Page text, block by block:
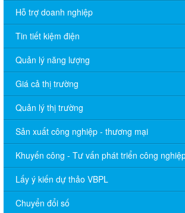
Hỗ trợ doanh nghiệp
Tin tiết kiệm điện
Quản lý năng lượng
Giá cả thị trường
Quản lý thị trường
Sản xuất công nghiệp - thương mại
Khuyến công - Tư vấn phát triển công
Lấy ý kiến dự thảo VBPL
Chuyển đổi số